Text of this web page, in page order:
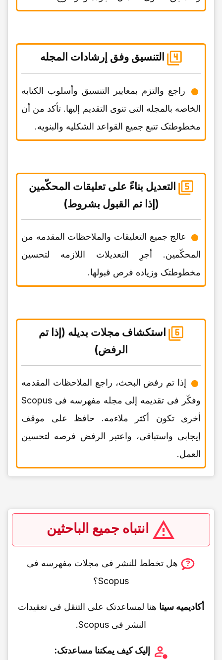
التنسیق وفق إرشادات المجله
راجع والتزم بمعاییر التنسیق وأسلوب الکتابه
الخاصه بالمجله التی تنوی التقدیم إلیها. تأکد من أن
مخطوطتک تتبع جمیع القواعد الشکلیه والبنویه.
التعدیل بناءً على تعلیقات المحکّمین
(إذا تم القبول بشروط)
عالج جمیع التعلیقات والملاحظات المقدمه من
المحکّمین. أجرِ التعدیلات اللازمه لتحسین
مخطوطتک وزیاده فرص قبولها.
استکشاف مجلات بدیله (إذا تم
الرفض)
إذا تم رفض البحث، راجع الملاحظات المقدمه
وفکّر فی تقدیمه إلى مجله مفهرسه فی Scopus
أخرى تکون أکثر ملاءمه. حافظ على موقف
إیجابی واستباقی، واعتبر الرفض فرصه لتحسین
العمل.
انتباه جمیع الباحثین
هل تخطط للنشر فی مجلات مفهرسه فی
Scopus؟
أکادیمیه سیتا هنا لمساعدتک على التنقل فی تعقیدات
النشر فی Scopus.
إلیک کیف یمکننا مساعدتک: